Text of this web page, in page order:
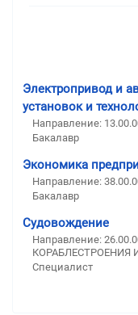
Электропривод и
установок и
Направление:
Бакалавр
Экономика
Направление:
Бакалавр
Судовождение
Направление:
КОРАБЛЕСТРОЕНИЯ
Специалист